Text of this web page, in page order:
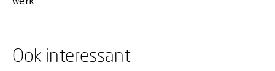
Ook interessant